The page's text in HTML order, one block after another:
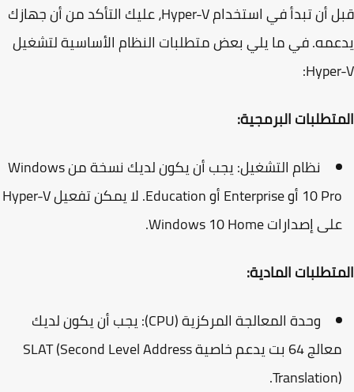
قبل أن تبدأ في استخدام Hyper-V، عليك التأكد من أن جهازك
في ما يلي بعضمتطلبات النظامالأساسية لتشغيل
البرمجية:
نظام التشغيل: يجب أن يكون لديك نسخة منWindows
10أو EnterpriseأوEducation
. لا يمكن تفعيل Hyper-V
إصداراتWindows 10 Home
.
المادية:
وحدة المعالجة المركزية (CPU)
: يجب أن يكون لديك
64 بت يدعم خاصية
SLAT(Second Level Address